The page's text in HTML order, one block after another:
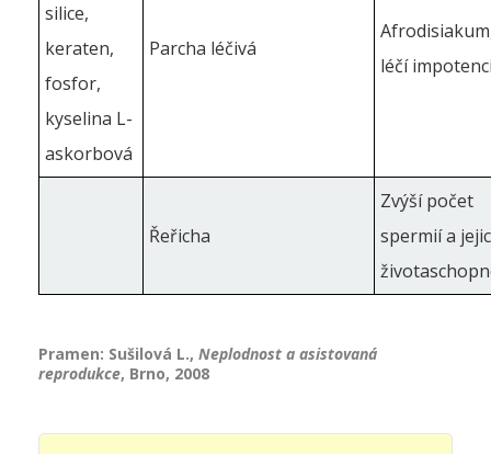
silice,
keraten,
fosfor,
kyselina L-
askorbová
Parcha léčivá
léčí
Řeřicha
Zvýší počet
spermií a
Pramen: Sušilová L., Neplodnost a asistovaná
reprodukce, Brno, 2008